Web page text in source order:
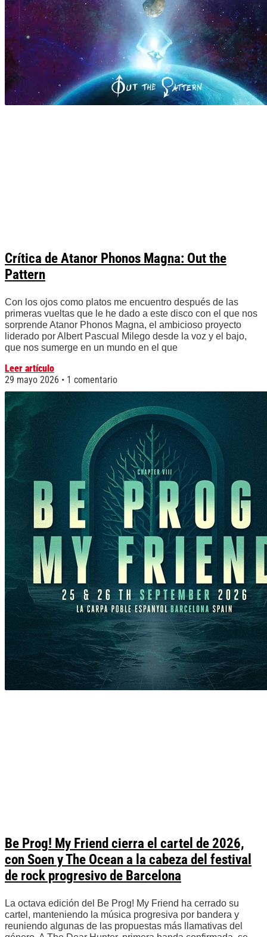
Crítica de Atanor Phonos Magna: Out the
Pattern
Con los ojos como platos me encuentro después de las
primeras vueltas que le he dado a este disco con el que nos
sorprende Atanor Phonos Magna, el ambicioso proyecto
liderado por Albert Pascual Milego desde la voz y el bajo,
que nos sumerge en un mundo en el que
Leer artículo
29 mayo 2026
1 comentario
Be Prog! My Friend cierra el cartel de 2026,
con Soen y The Ocean a la cabeza del festival
de rock progresivo de Barcelona
La octava edición del Be Prog! My Friend ha cerrado su
cartel, manteniendo la música progresiva por bandera y
reuniendo algunas de las propuestas más llamativas del